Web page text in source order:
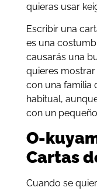
quieras usar
Escribir una
es una
causarás una
quieres
con una familia
habitual,
con un
O-
Cartas
Cuando se